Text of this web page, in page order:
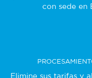
con sede en
Elimine sus tarifas y